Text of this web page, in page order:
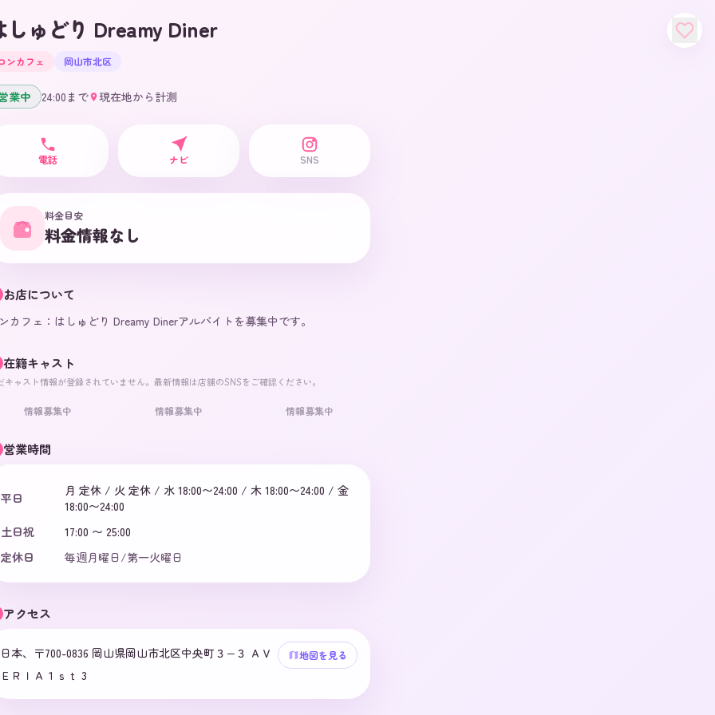
しゅどり Dreamy Diner
ンカフェ 岡山市北区
業中 24:00 まで 現在地から計測
電話 ナビ SNS
料金目安
料金情報なし
お店について
カフェ：はしゅどり Dreamy Dinerアルバイトを募集中です。
在籍キャスト
キャスト情報が登録されていません。最新情報は店舗のSNSをご確認ください。
情報募集中 情報募集中 情報募集中
営業時間
平日
月 定休 / 火 定休 / 水 18:00〜24:00 / 木 18:00〜24:00 / 金
18:00〜24:00
土日祝
17:00 〜 25:00
定休日
毎週月曜日/第一火曜日
アクセス
日本、〒700-0836 岡山県岡山市北区中央町３−３ ＡＶ
ＥＲＩＡ１ｓｔ 3
地図を見る